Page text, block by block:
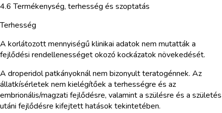
4.6 Termékenység, terhesség és szoptatás
Terhesség
A korlátozott mennyiségű klinikai adatok nem mutatták a
fejlődési rendellenességet okozó kockázatok növekedését.
A droperidol patkányoknál nem bizonyult teratogénnek. Az
állatkísérletek nem kielégítőek a terhességre és az
embrionális/magzati fejlődésre, valamint a szülésre és a születés
utáni fejlődésre kifejtett hatások tekintetében.